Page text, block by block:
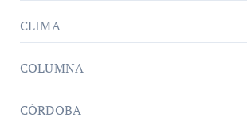
CLIMA
COLUMNA
CÓRDOBA